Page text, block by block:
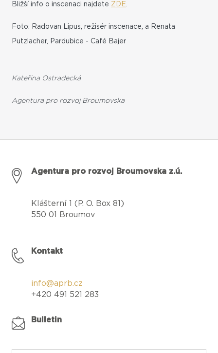
Bližší info o inscenaci najdete ZDE.
Foto: Radovan Lipus, režisér inscenace, a Renata
Putzlacher, Pardubice - Café Bajer
Kateřina Ostradecká
Agentura pro rozvoj Broumovska
Agentura pro rozvoj Broumovska z.ú.
Klášterní 1 (P. O. Box 81)
550 01 Broumov
Kontakt
info@aprb.cz
+420 491 521 283
Bulletin